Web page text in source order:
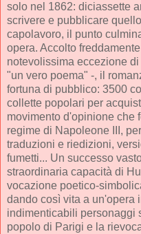
solo nel 1862: diciassette
scrivere e pubblicare
capolavoro, il punto
opera. Accolto
notevolissima eccezione
"un vero poema" -, il
fortuna di pubblico: 3500
collette popolari per
movimento d'opinione che
regime di Napoleone III,
traduzioni e riedizioni,
fumetti... Un successo
straordinaria capacità di
vocazione poetico-
dando così vita a un'opera
indimenticabili personaggi
popolo di Parigi e la